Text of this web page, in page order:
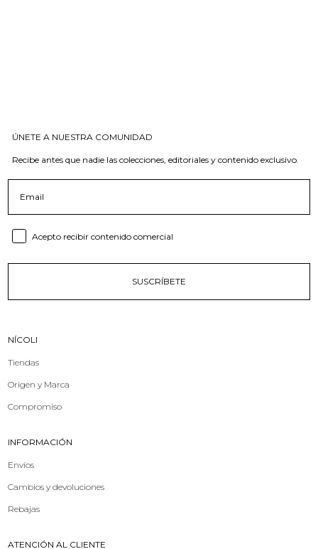
ÚNETE A NUESTRA COMUNIDAD
Recibe antes que nadie las colecciones, editoriales y contenido exclusivo.
Consent email
Acepto recibir contenido comercial
SUSCRÍBETE
NÍCOLI
Tiendas
Origen y Marca
Compromiso
INFORMACIÓN
Envíos
Cambios y devoluciones
Rebajas
ATENCIÓN AL CLIENTE